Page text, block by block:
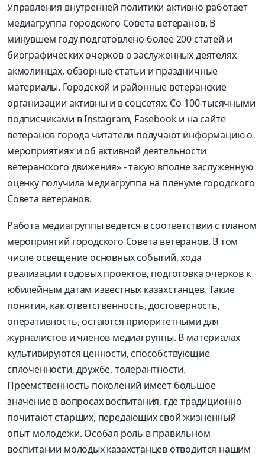
Управления внутренней политики активно работает
медиагруппа городского Совета ветеранов. В
минувшем году подготовлено более 200 статей и
биографических очерков о заслуженных деятелях-
акмолинцах, обзорные статьи и праздничные
материалы. Городской и районные ветеранские
организации активны и в соцсетях. Со 100-тысячными
подписчиками в Instagram, Fasebook и на сайте
ветеранов города читатели получают информацию о
мероприятиях и об активной деятельности
ветеранского движения» - такую вполне заслуженную
оценку получила медиагруппа на пленуме городского
Совета ветеранов.
Работа медиагруппы ведется в соответствии с планом
мероприятий городского Совета ветеранов. В том
числе освещение основных событий, хода
реализации годовых проектов, подготовка очерков к
юбилейным датам известных казахстанцев. Такие
понятия, как ответственность, достоверность,
оперативность, остаются приоритетными для
журналистов и членов медиагруппы. В материалах
культивируются ценности, способствующие
сплоченности, дружбе, толерантности.
Преемственность поколений имеет большое
значение в вопросах воспитания, где традиционно
почитают старших, передающих свой жизненный
опыт молодежи. Особая роль в правильном
воспитании молодых казахстанцев отводится нашим